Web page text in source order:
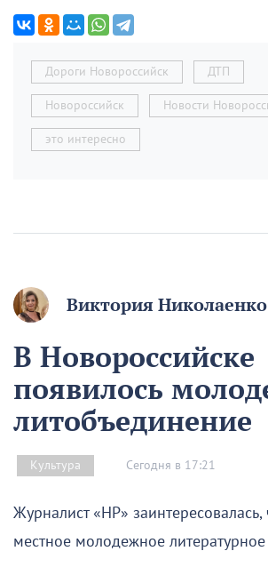
Дороги Новороссийск ДТП
Новороссийск Новости
это интересно
Виктория Николаенко
В Новороссийске
появилось
литобъединение
Культура Сегодня в 17:21
Журналист «НР»
местное молодежное